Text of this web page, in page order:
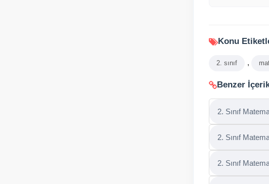
Konu
2. sınıf ,
Benzer
2. Sınıf
2. Sınıf
2. Sınıf